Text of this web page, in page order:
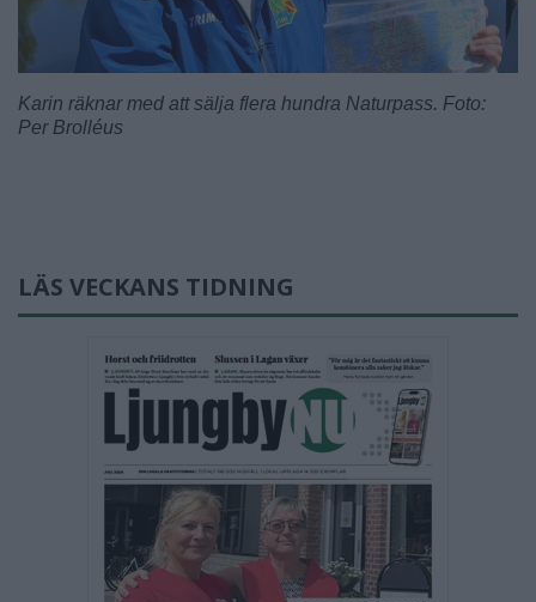
Karin räknar med att sälja flera hundra Naturpass. Foto:
Per Brolléus
LÄS VECKANS TIDNING